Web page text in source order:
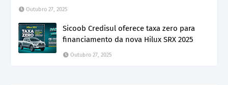
Outubro 27, 2025
Sicoob Credisul oferece taxa zero para
financiamento da nova Hilux SRX 2025
Outubro 27, 2025